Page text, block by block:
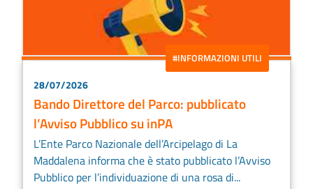
#INFORMAZIONI UTILI
28/07/2026
Bando Direttore del Parco: pubblicato
l’Avviso Pubblico su inPA
L’Ente Parco Nazionale dell’Arcipelago di La
Maddalena informa che è stato pubblicato l’Avviso
Pubblico per l’individuazione di una rosa di...